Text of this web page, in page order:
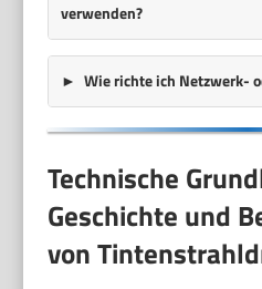
verwenden?
Wie richte ich Netzwerk-
Technische
Geschichte und
von